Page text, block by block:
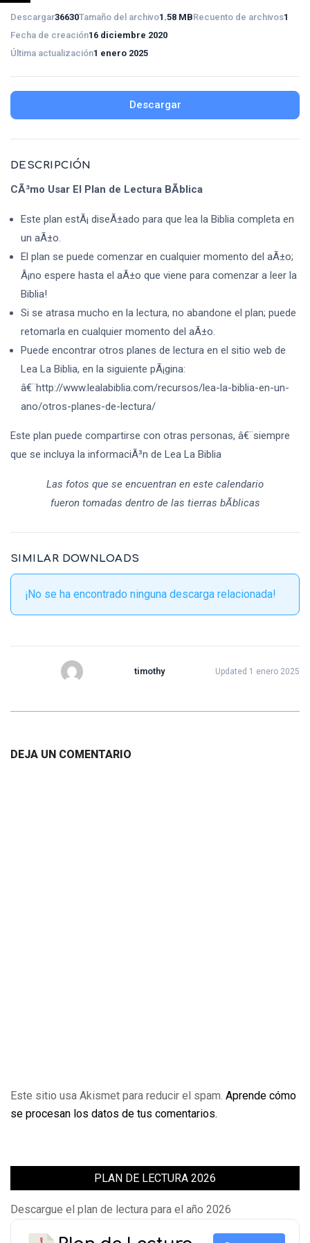
Descargar36630Tamaño del archivo1.58 MBRecuento de archivos1
Fecha de creación16 diciembre 2020
Última actualización1 enero 2025
Descargar
DESCRIPCIÓN
CÃ³mo Usar El Plan de Lectura BÃ­blica
Este plan estÃ¡ diseÃ±ado para que lea la Biblia completa en
un aÃ±o.
El plan se puede comenzar en cualquier momento del aÃ±o;
Â¡no espere hasta el aÃ±o que viene para comenzar a leer la
Biblia!
Si se atrasa mucho en la lectura, no abandone el plan; puede
retomarla en cualquier momento del aÃ±o.
Puede encontrar otros planes de lectura en el sitio web de
Lea La Biblia, en la siguiente pÃ¡gina:
â€¨http://www.lealabiblia.com/recursos/lea-la-biblia-en-un-
ano/otros-planes-de-lectura/
Este plan puede compartirse con otras personas, â€¨siempre
que se incluya la informaciÃ³n de Lea La Biblia
Las fotos que se encuentran en este calendario
fueron tomadas dentro de las tierras bÃ­blicas
SIMILAR DOWNLOADS
¡No se ha encontrado ninguna descarga relacionada!
timothy Updated 1 enero 2025
16
DEJA UN COMENTARIO
Este sitio usa Akismet para reducir el spam. Aprende cómo
se procesan los datos de tus comentarios.
PLAN DE LECTURA 2026
Descargue el plan de lectura para el año 2026